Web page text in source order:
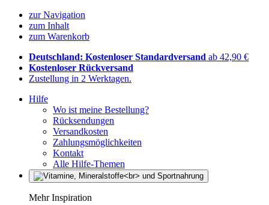
zur Navigation
zum Inhalt
zum Warenkorb
Deutschland: Kostenloser Standardversand ab 42,90 €
Kostenloser Rückversand
Zustellung in 2 Werktagen.
Hilfe
Wo ist meine Bestellung?
Rücksendungen
Versandkosten
Zahlungsmöglichkeiten
Kontakt
Alle Hilfe-Themen
Mehr Inspiration